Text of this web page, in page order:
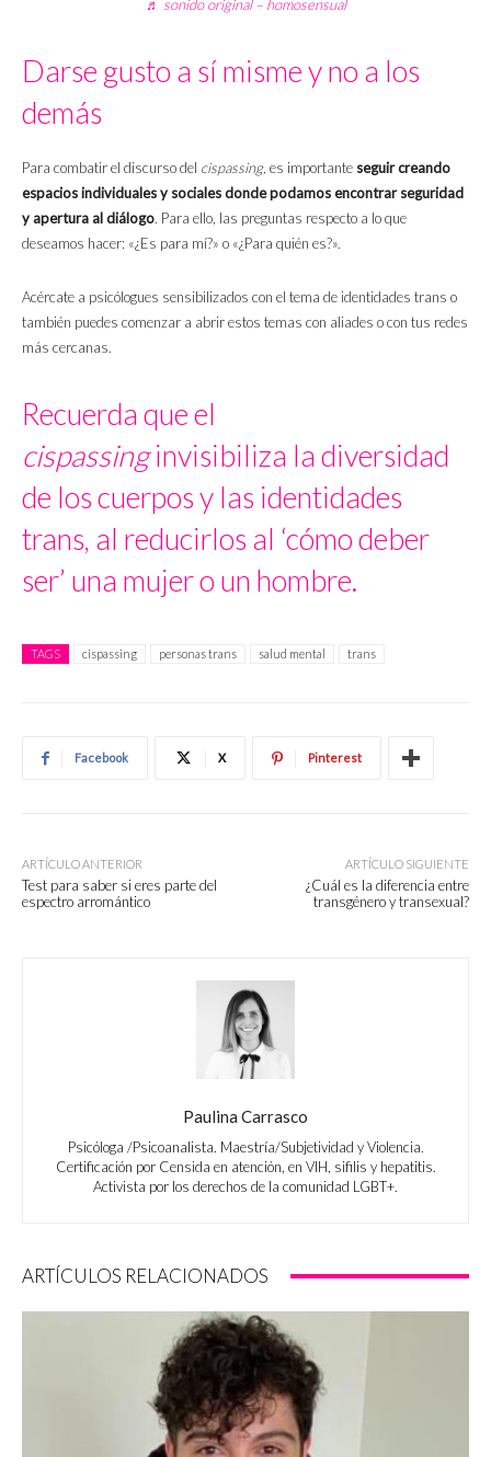
♬ sonido original – homosensual
Darse gusto a sí misme y no a los
demás
Para combatir el discurso del cispassing, es importante seguir creando
espacios individuales y sociales donde podamos encontrar seguridad
y apertura al diálogo. Para ello, las preguntas respecto a lo que
deseamos hacer: «¿Es para mí?» o «¿Para quién es?».
Acércate a psicólogues sensibilizados con el tema de identidades trans o
también puedes comenzar a abrir estos temas con aliades o con tus redes
más cercanas.
Recuerda que el
cispassinginvisibiliza la diversidad
de los cuerpos y las identidades
trans, al reducirlos al ‘cómo deber
ser’ una mujer o un hombre.
TAGS cispassing personas trans salud mental trans
Facebook X Pinterest
ARTÍCULO ANTERIOR
Test para saber si eres parte del
espectro arromántico
ARTÍCULO SIGUIENTE
¿Cuál es la diferencia entre
transgénero y transexual?
Paulina Carrasco
Psicóloga /Psicoanalista. Maestría/Subjetividad y Violencia.
Certificación por Censida en atención, en VIH, sifilis y hepatitis.
Activista por los derechos de la comunidad LGBT+.
ARTÍCULOS RELACIONADOS